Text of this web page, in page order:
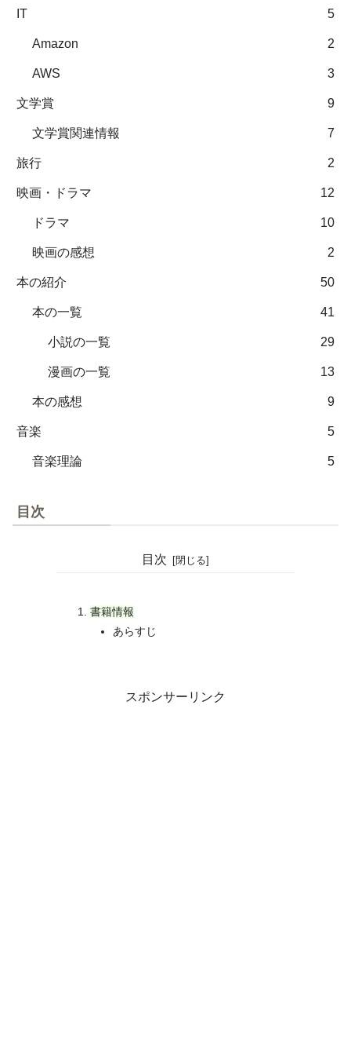
IT 5
Amazon 2
AWS 3
文学賞 9
文学賞関連情報 7
旅行 2
映画・ドラマ 12
ドラマ 10
映画の感想 2
本の紹介 50
本の一覧 41
小説の一覧 29
漫画の一覧 13
本の感想 9
音楽 5
音楽理論 5
目次
目次
書籍情報
あらすじ
スポンサーリンク